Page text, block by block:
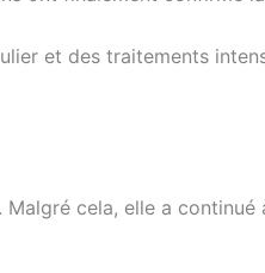
et des traitements
cela, elle a continué